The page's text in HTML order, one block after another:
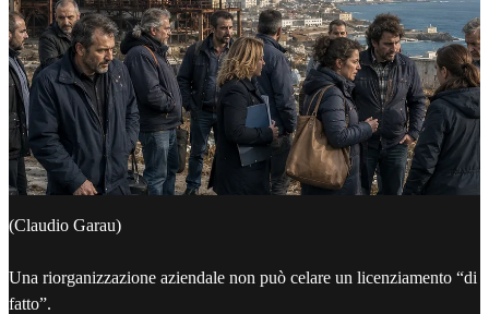
(Claudio Garau)
Una riorganizzazione aziendale non può celare un licenziamento “di
fatto”.